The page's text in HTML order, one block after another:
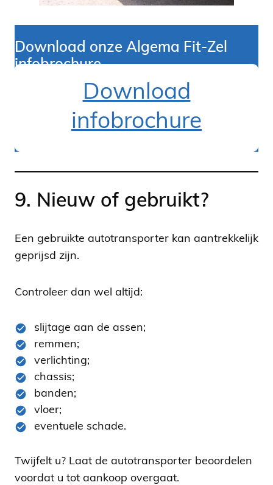
Download onze Algema Fit-Zel
infobrochure
Download
infobrochure
9. Nieuw of gebruikt?
Een gebruikte autotransporter kan aantrekkelijk
geprijsd zijn.
Controleer dan wel altijd:
slijtage aan de assen;
remmen;
verlichting;
chassis;
banden;
vloer;
eventuele schade.
Twijfelt u? Laat de autotransporter beoordelen
voordat u tot aankoop overgaat.